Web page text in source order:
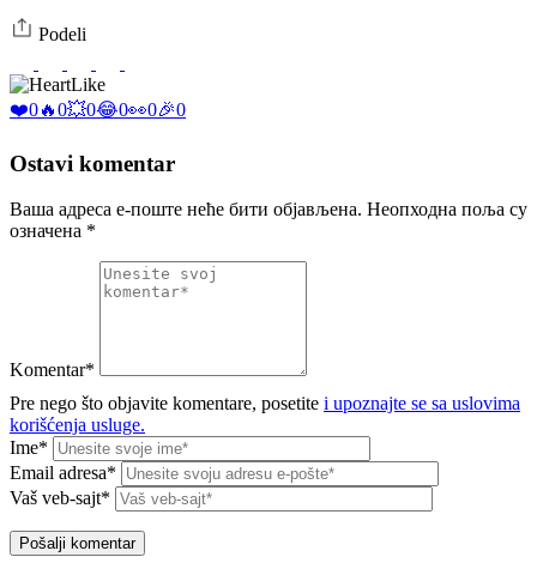
Podeli
Like
❤️0🔥0💥0😂0👀0🎉0
Ostavi komentar
Ваша адреса е-поште неће бити објављена. Неопходна поља су
означена *
Komentar*
Pre nego što objavite komentare, posetite i upoznajte se sa uslovima
korišćenja usluge.
Ime*
Email adresa*
Vaš veb-sajt*